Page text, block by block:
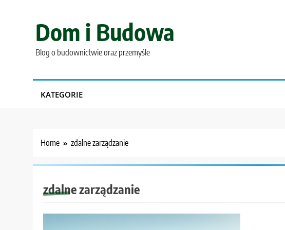
Dom i Budowa
Blog o budownictwie oraz przemyśle
KATEGORIE
Home zdalne zarządzanie
zdalne zarządzanie